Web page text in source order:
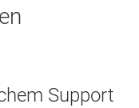
Support